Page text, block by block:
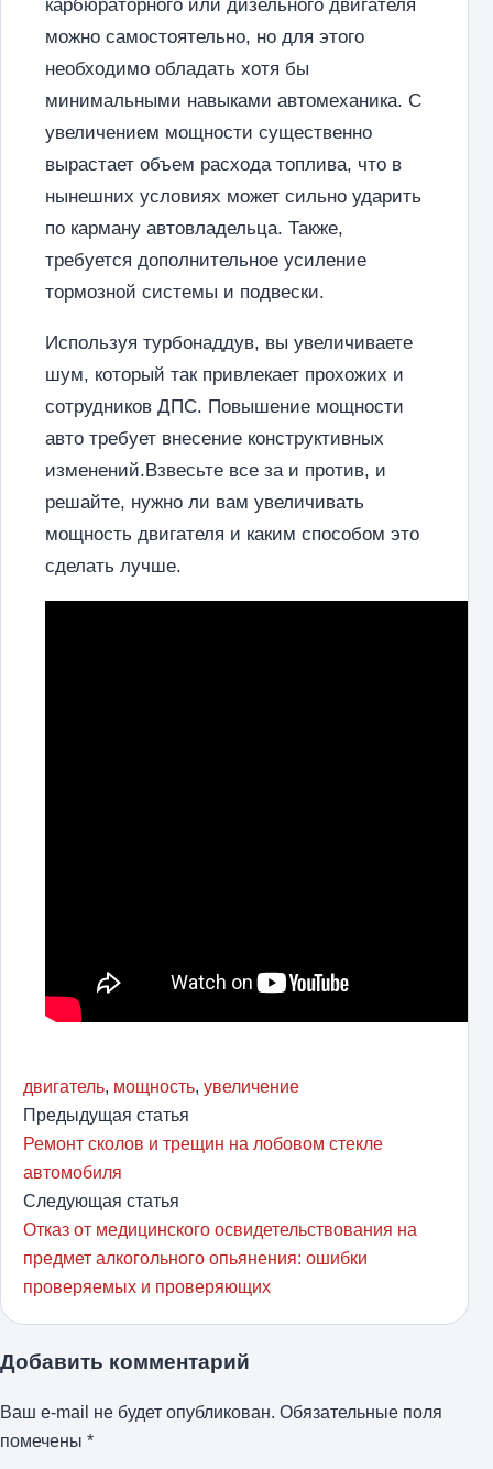
карбюраторного или дизельного двигателя
можно самостоятельно, но для этого
необходимо обладать хотя бы
минимальными навыками автомеханика. С
увеличением мощности существенно
вырастает объем расхода топлива, что в
нынешних условиях может сильно ударить
по карману автовладельца. Также,
требуется дополнительное усиление
тормозной системы и подвески.
Используя турбонаддув, вы увеличиваете
шум, который так привлекает прохожих и
сотрудников ДПС. Повышение мощности
авто требует внесение конструктивных
изменений.Взвесьте все за и против, и
решайте, нужно ли вам увеличивать
мощность двигателя и каким способом это
сделать лучше.
двигатель, мощность, увеличение
Предыдущая статья
Ремонт сколов и трещин на лобовом стекле
автомобиля
Следующая статья
Отказ от медицинского освидетельствования на
предмет алкогольного опьянения: ошибки
проверяемых и проверяющих
Добавить комментарий
Ваш e-mail не будет опубликован. Обязательные поля
помечены *